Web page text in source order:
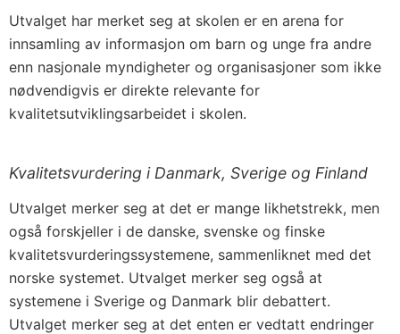
Utvalget har merket seg at skolen er en arena for
innsamling av informasjon om barn og unge fra andre
enn nasjonale myndigheter og organisasjoner som ikke
nødvendigvis er direkte relevante for
kvalitetsutviklingsarbeidet i skolen.
Kvalitetsvurdering i Danmark, Sverige og Finland
Utvalget merker seg at det er mange likhetstrekk, men
også forskjeller i de danske, svenske og finske
kvalitetsvurderingssystemene, sammenliknet med det
norske systemet. Utvalget merker seg også at
systemene i Sverige og Danmark blir debattert.
Utvalget merker seg at det enten er vedtatt endringer